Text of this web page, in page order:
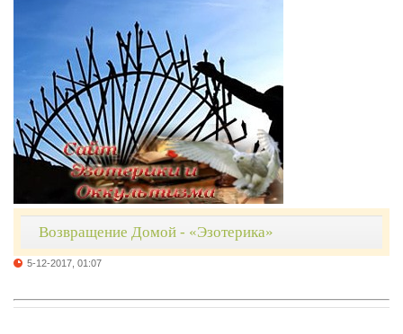
Возвращение Домой - «Эзотерика»
5-12-2017, 01:07